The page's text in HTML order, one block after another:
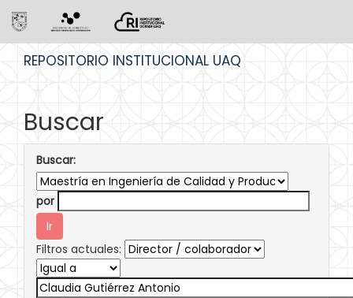
REPOSITORIO INSTITUCIONAL UAQ
Buscar
Buscar:
por
Filtros actuales: